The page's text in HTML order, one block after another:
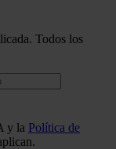
Todos los
y la Política de